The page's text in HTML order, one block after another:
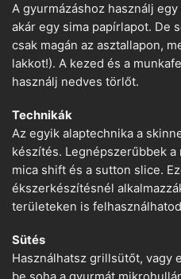
A gyurmázáshoz használj
akár egy sima papírlapot. De
csak magán az asztallapon,
lakkot!). A kezed és a
használj nedves törlőt.
Technikák
Az egyik alaptechnika a
készítés. Legnépszerűbbek
mica shift és a sutton slice.
ékszerkészítésnél
területeken is
Sütés
Használhatsz grillsütőt, vagy